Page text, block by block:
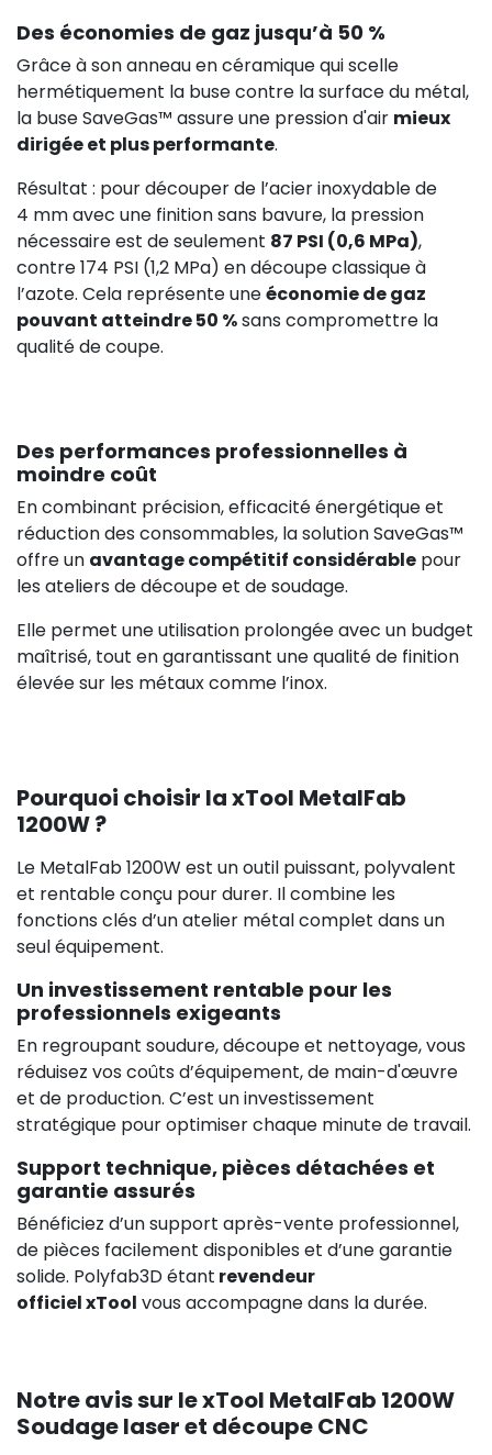
Des économies de gaz jusqu’à 50 %
Grâce à son anneau en céramique qui scelle
hermétiquement la buse contre la surface du métal,
la buse SaveGas™ assure une pression d'air mieux
dirigée et plus performante.
Résultat : pour découper de l’acier inoxydable de
4 mm avec une finition sans bavure, la pression
nécessaire est de seulement 87 PSI (0,6 MPa),
contre 174 PSI (1,2 MPa) en découpe classique à
l’azote. Cela représente uneéconomie de gaz
pouvant atteindre 50 %sans compromettre la
qualité de coupe.
Des performances professionnelles à
moindre coût
En combinant précision, efficacité énergétique et
réduction des consommables, la solution SaveGas™
offre un avantage compétitif considérable pour
les ateliers de découpe et de soudage.
Elle permet une utilisation prolongée avec un budget
maîtrisé, tout en garantissant une qualité de finition
élevée sur les métaux comme l’inox.
Pourquoi choisir la xTool MetalFab
1200W ?
Le MetalFab 1200W est un outil puissant, polyvalent
et rentable conçu pour durer. Il combine les
fonctions clés d’un atelier métal complet dans un
seul équipement.
Un investissement rentable pour les
professionnels exigeants
En regroupant soudure, découpe et nettoyage, vous
réduisez vos coûts d’équipement, de main-d'œuvre
et de production. C’est un investissement
stratégique pour optimiser chaque minute de travail.
Support technique, pièces détachées et
garantie assurés
Bénéficiez d’un support après-vente professionnel,
de pièces facilement disponibles et d’une garantie
solide. Polyfab3D étant revendeur
officiel xTool vous accompagne dans la durée.
Notre avis sur le xTool MetalFab 1200W
Soudage laser et découpe CNC